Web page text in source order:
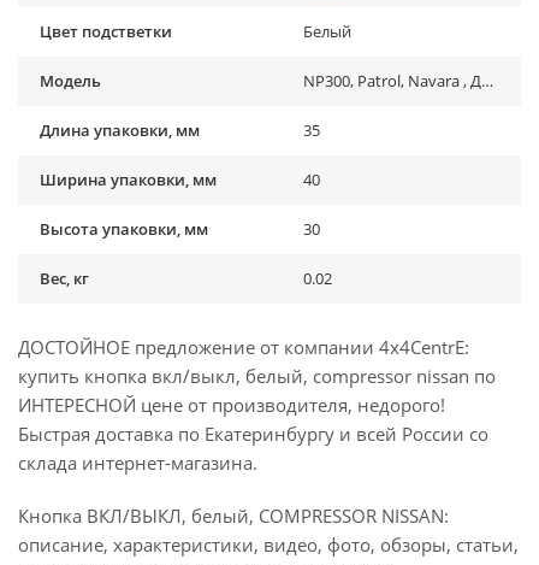
Цвет подстветки Белый
Модель NP300, Patrol, Navara , Другая модель
Длина упаковки, мм 35
Ширина упаковки, мм 40
Высота упаковки, мм 30
Вес, кг 0.02
ДОСТОЙНОЕ предложение от компании 4x4CentrE:
купить кнопка вкл/выкл, белый, compressor nissan по
ИНТЕРЕСНОЙ цене от производителя, недорого!
Быстрая доставка по Екатеринбургу и всей России со
склада интернет-магазина.
Кнопка ВКЛ/ВЫКЛ, белый, COMPRESSOR NISSAN:
описание, характеристики, видео, фото, обзоры, статьи,